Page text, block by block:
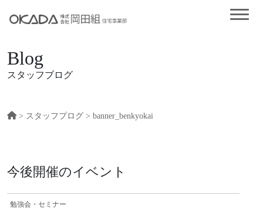
Blog
スタッフブログ
> スタッフプログ > banner_benkyokai
今後開催のイベント
勉強会・セミナー